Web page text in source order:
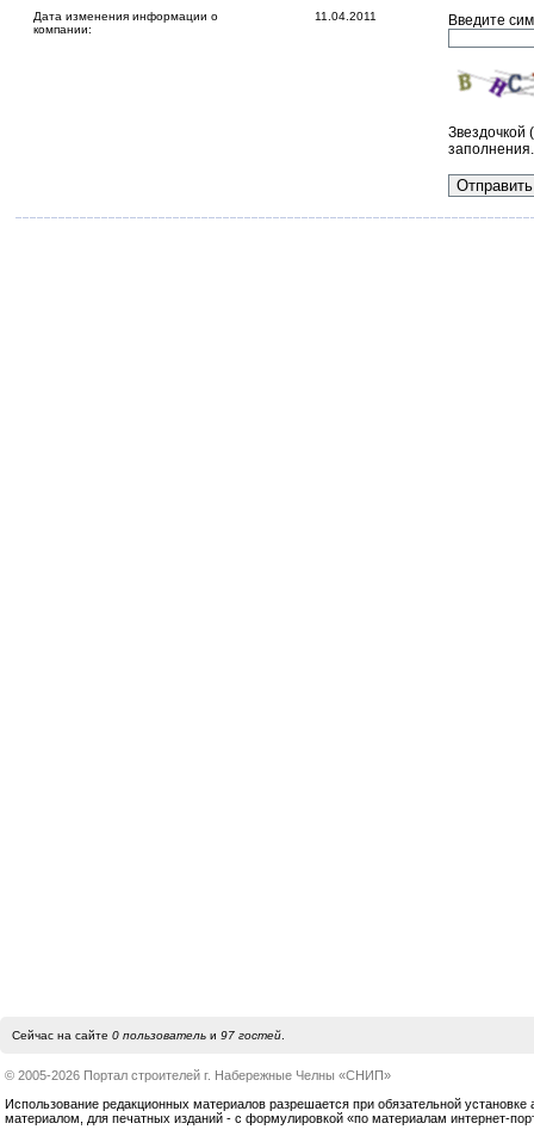
Дата изменения информации о
компании:
11.04.2011 Введите
Звездочкой
заполнения.
Сейчас на сайте 0 пользовательи 97 гостей.
© 2005-2026 Портал строителей г. Набережные Челны «СНИП»
Использование редакционных материалов разрешается при обязательной установке
материалом, для печатных изданий - с формулировкой «по материалам интернет-